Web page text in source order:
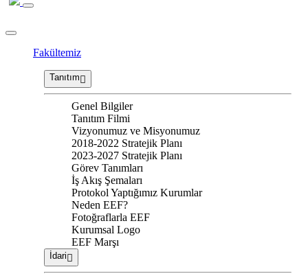
Fakültemiz
Tanıtım
Genel Bilgiler
Tanıtım Filmi
Vizyonumuz ve Misyonumuz
2018-2022 Stratejik Planı
2023-2027 Stratejik Planı
Görev Tanımları
İş Akış Şemaları
Protokol Yaptığımız Kurumlar
Neden EEF?
Fotoğraflarla EEF
Kurumsal Logo
EEF Marşı
İdari